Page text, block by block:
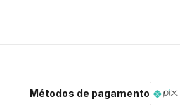
Métodos de pagamento